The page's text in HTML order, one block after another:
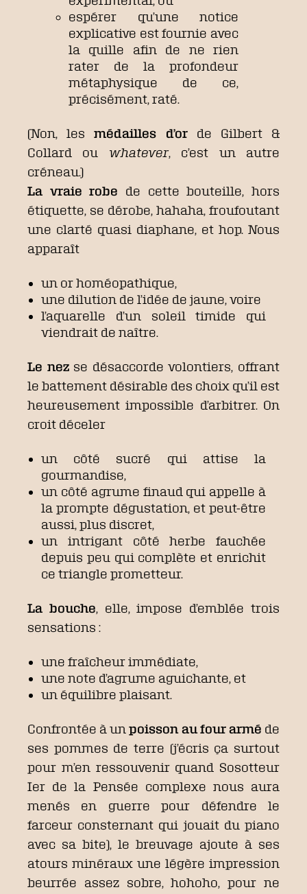
espérer qu’une notice
explicative est fournie avec
la quille afin de ne rien
rater de la profondeur
métaphysique de ce,
précisément, raté.
(Non, les médailles d’orde Gilbert &
Collard ou whatever, c’est un autre
créneau.)
La vraie robe de cette bouteille, hors
étiquette, se dérobe, hahaha, froufoutant
une clarté quasi diaphane, et hop. Nous
apparaît
un or homéopathique,
une dilution de l’idée de jaune, voire
l’aquarelle d’un soleil timide qui
viendrait de naître.
Le nezse désaccorde volontiers, offrant
le battement désirable des choix qu’il est
heureusement impossible d’arbitrer. On
croit déceler
un côté sucré qui attise la
gourmandise,
un côté agrume finaud qui appelle à
la prompte dégustation, et peut-être
aussi, plus discret,
un intrigant côté herbe fauchée
depuis peu qui complète et enrichit
ce triangle prometteur.
La bouche, elle, impose d’emblée trois
sensations :
une fraîcheur immédiate,
une note d’agrume aguichante, et
un équilibre plaisant.
Confrontée à unpoisson au four armé de
ses pommes de terre (j’écris ça surtout
pour m’en ressouvenir quand Sosotteur
Ier de la Pensée complexe nous aura
menés en guerre pour défendre le
farceur consternant qui jouait du piano
avec sa bite), le breuvage ajoute à ses
atours minéraux une légère impression
beurrée assez sobre, hohoho, pour ne